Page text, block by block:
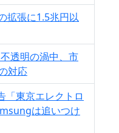
拡張に1.5兆円以
透明の渦中、市
対応
「東京エレクトロ
は追いつけ